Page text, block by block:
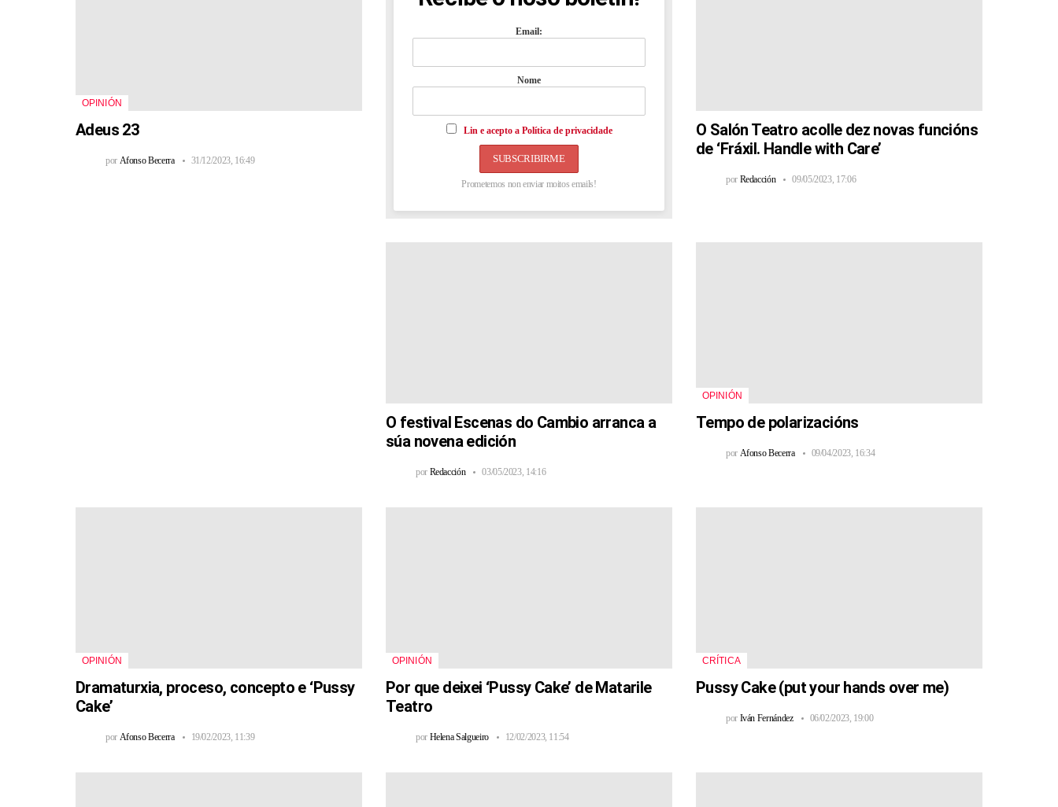
OPINIÓN
Adeus 23
por Afonso Becerra 31/12/2023, 16:49
Email:
Nome
Lin e acepto a Política de privacidade
Prometemos non enviar moitos emails!
O Salón Teatro acolle dez novas funcións
de ‘Fráxil. Handle with Care’
por Redacción 09/05/2023, 17:06
O festival Escenas do Cambio arranca a
súa novena edición
por Redacción 03/05/2023, 14:16
OPINIÓN
Tempo de polarizacións
por Afonso Becerra 09/04/2023, 16:34
OPINIÓN
Dramaturxia, proceso, concepto e ‘Pussy
Cake’
por Afonso Becerra 19/02/2023, 11:39
OPINIÓN
Por que deixei ‘Pussy Cake’ de Matarile
Teatro
por Helena Salgueiro 12/02/2023, 11:54
CRÍTICA
Pussy Cake (put your hands over me)
por Iván Fernández 06/02/2023, 19:00